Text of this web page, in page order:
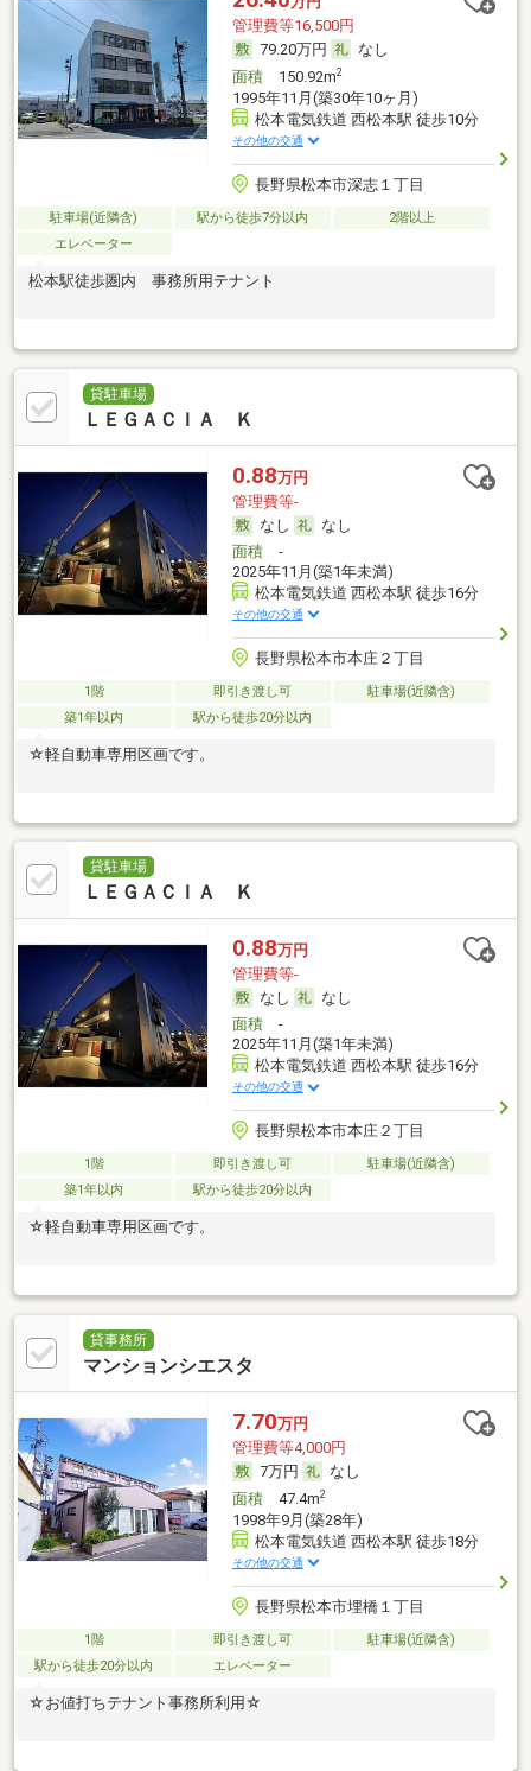
管理費等16,500円
79.20万円
なし
面積150.92m2
1995年11月(築30年10ヶ月)
松本電気鉄道 西松本駅 徒歩10分
その他の交通
長野県松本市深志１丁目
駐車場(近隣含) 駅から徒歩7分以内
2階以上
エレベーター
松本駅徒歩圏内 事務所用テナント
貸駐車場
ＬＥＧＡＣＩＡ Ｋ
0.88万円
管理費等-
なし
なし
面積-
2025年11月(築1年未満)
松本電気鉄道 西松本駅 徒歩16分
その他の交通
長野県松本市本庄２丁目
1階 即引き渡し可
駐車場(近隣含)
築1年以内
駅から徒歩20分以内
☆軽自動車専用区画です。
貸駐車場
ＬＥＧＡＣＩＡ Ｋ
0.88万円
管理費等-
なし
なし
面積-
2025年11月(築1年未満)
松本電気鉄道 西松本駅 徒歩16分
その他の交通
長野県松本市本庄２丁目
1階 即引き渡し可
駐車場(近隣含)
築1年以内
駅から徒歩20分以内
☆軽自動車専用区画です。
貸事務所
マンションシエスタ
7.70万円
管理費等4,000円
7万円
なし
面積47.4m2
1998年9月(築28年)
松本電気鉄道 西松本駅 徒歩18分
その他の交通
長野県松本市埋橋１丁目
1階 即引き渡し可
駐車場(近隣含)
駅から徒歩20分以内
エレベーター
☆お値打ちテナント事務所利用☆